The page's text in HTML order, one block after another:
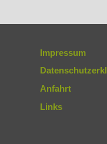
Impressum
Anfahrt
Links